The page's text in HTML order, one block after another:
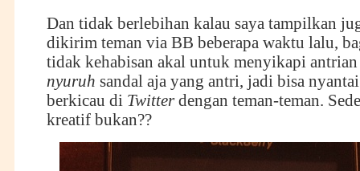
Dan tidak berlebihan kalau saya tampilkan
dikirim teman via BB beberapa waktu lalu,
tidak kehabisan akal untuk menyikapi
nyuruh sandal aja yang antri, jadi bisa
berkicau di Twitterdengan teman-teman.
kreatif bukan??